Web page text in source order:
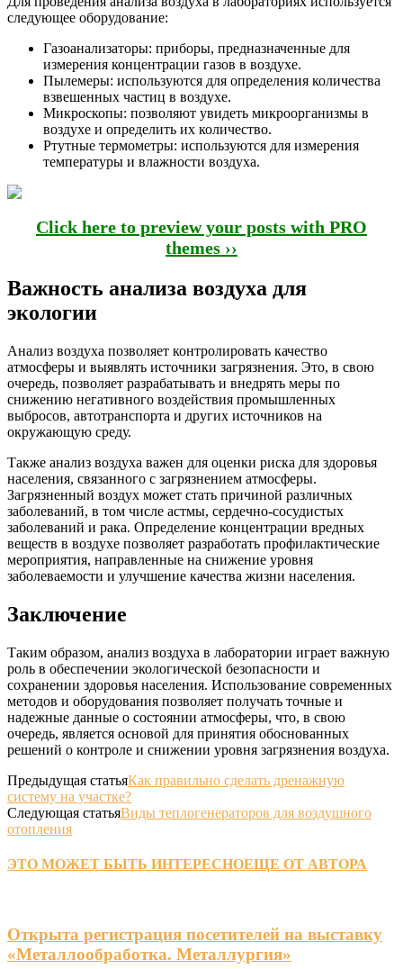
следующее оборудование:
Газоанализаторы: приборы, предназначенные для
измерения концентрации газов в воздухе.
Пылемеры: используются для определения количества
взвешенных частиц в воздухе.
Микроскопы: позволяют увидеть микроорганизмы в
воздухе и определить их количество.
Ртутные термометры: используются для измерения
температуры и влажности воздуха.
Click here to preview your posts with PRO
themes ››
Важность анализа воздуха для
экологии
Анализ воздуха позволяет контролировать качество
атмосферы и выявлять источники загрязнения. Это, в свою
очередь, позволяет разрабатывать и внедрять меры по
снижению негативного воздействия промышленных
выбросов, автотранспорта и других источников на
окружающую среду.
Также анализ воздуха важен для оценки риска для здоровья
населения, связанного с загрязнением атмосферы.
Загрязненный воздух может стать причиной различных
заболеваний, в том числе астмы, сердечно-сосудистых
заболеваний и рака. Определение концентрации вредных
веществ в воздухе позволяет разработать профилактические
мероприятия, направленные на снижение уровня
заболеваемости и улучшение качества жизни населения.
Заключение
Таким образом, анализ воздуха в лаборатории играет важную
роль в обеспечении экологической безопасности и
сохранении здоровья населения. Использование современных
методов и оборудования позволяет получать точные и
надежные данные о состоянии атмосферы, что, в свою
очередь, является основой для принятия обоснованных
решений о контроле и снижении уровня загрязнения воздуха.
Предыдущая статьяКак правильно сделать дренажную
систему на участке?
Следующая статьяВиды теплогенераторов для воздушного
отопления
ЭТО МОЖЕТ БЫТЬ ИНТЕРЕСНОЕЩЕ ОТ АВТОРА
Открыта регистрация посетителей на выставку
«Металлообработка. Металлургия»